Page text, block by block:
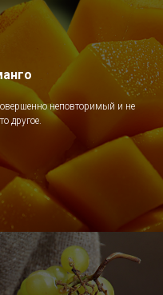
неповторимый и не
другое.